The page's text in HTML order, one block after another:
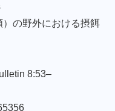
の野外における摂餌
8:53–